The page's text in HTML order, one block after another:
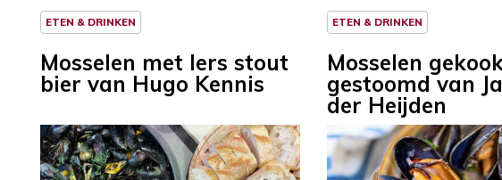
ETEN & DRINKEN
Mosselen met Iers stout
bier van Hugo Kennis
ETEN & DRINKEN
Mosselen
gestoomd van
der Heijden